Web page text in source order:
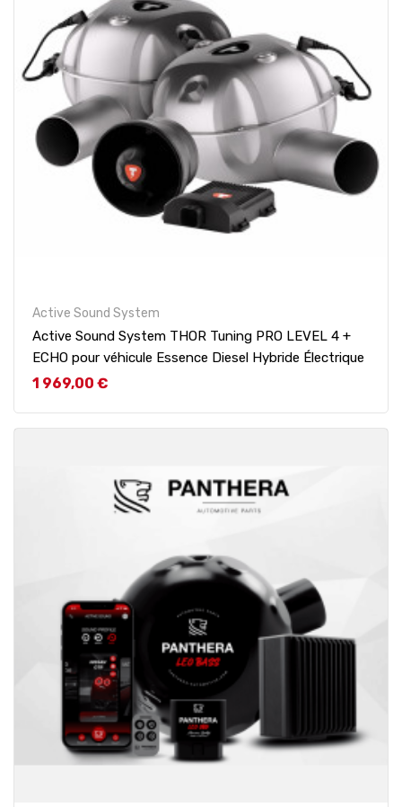
Active Sound System
Active Sound System THOR Tuning PRO LEVEL 4 +
ECHO pour véhicule Essence Diesel Hybride Électrique
Prix
1 969,00 €